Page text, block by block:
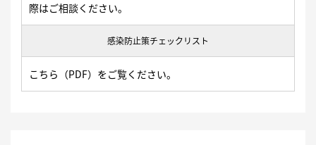
際はご相談ください。
感染防止策チェックリスト
こちら （PDF）をご覧ください。